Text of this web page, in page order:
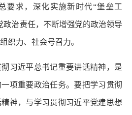
要求，深化实施新时代“堡垒工
政治责任，不断增强党的政治领导
织力、社会号召力。
近平总书记重要讲话精神，是
项重要政治任务。要把学习贯彻
神，与学习贯彻习近平党建思想